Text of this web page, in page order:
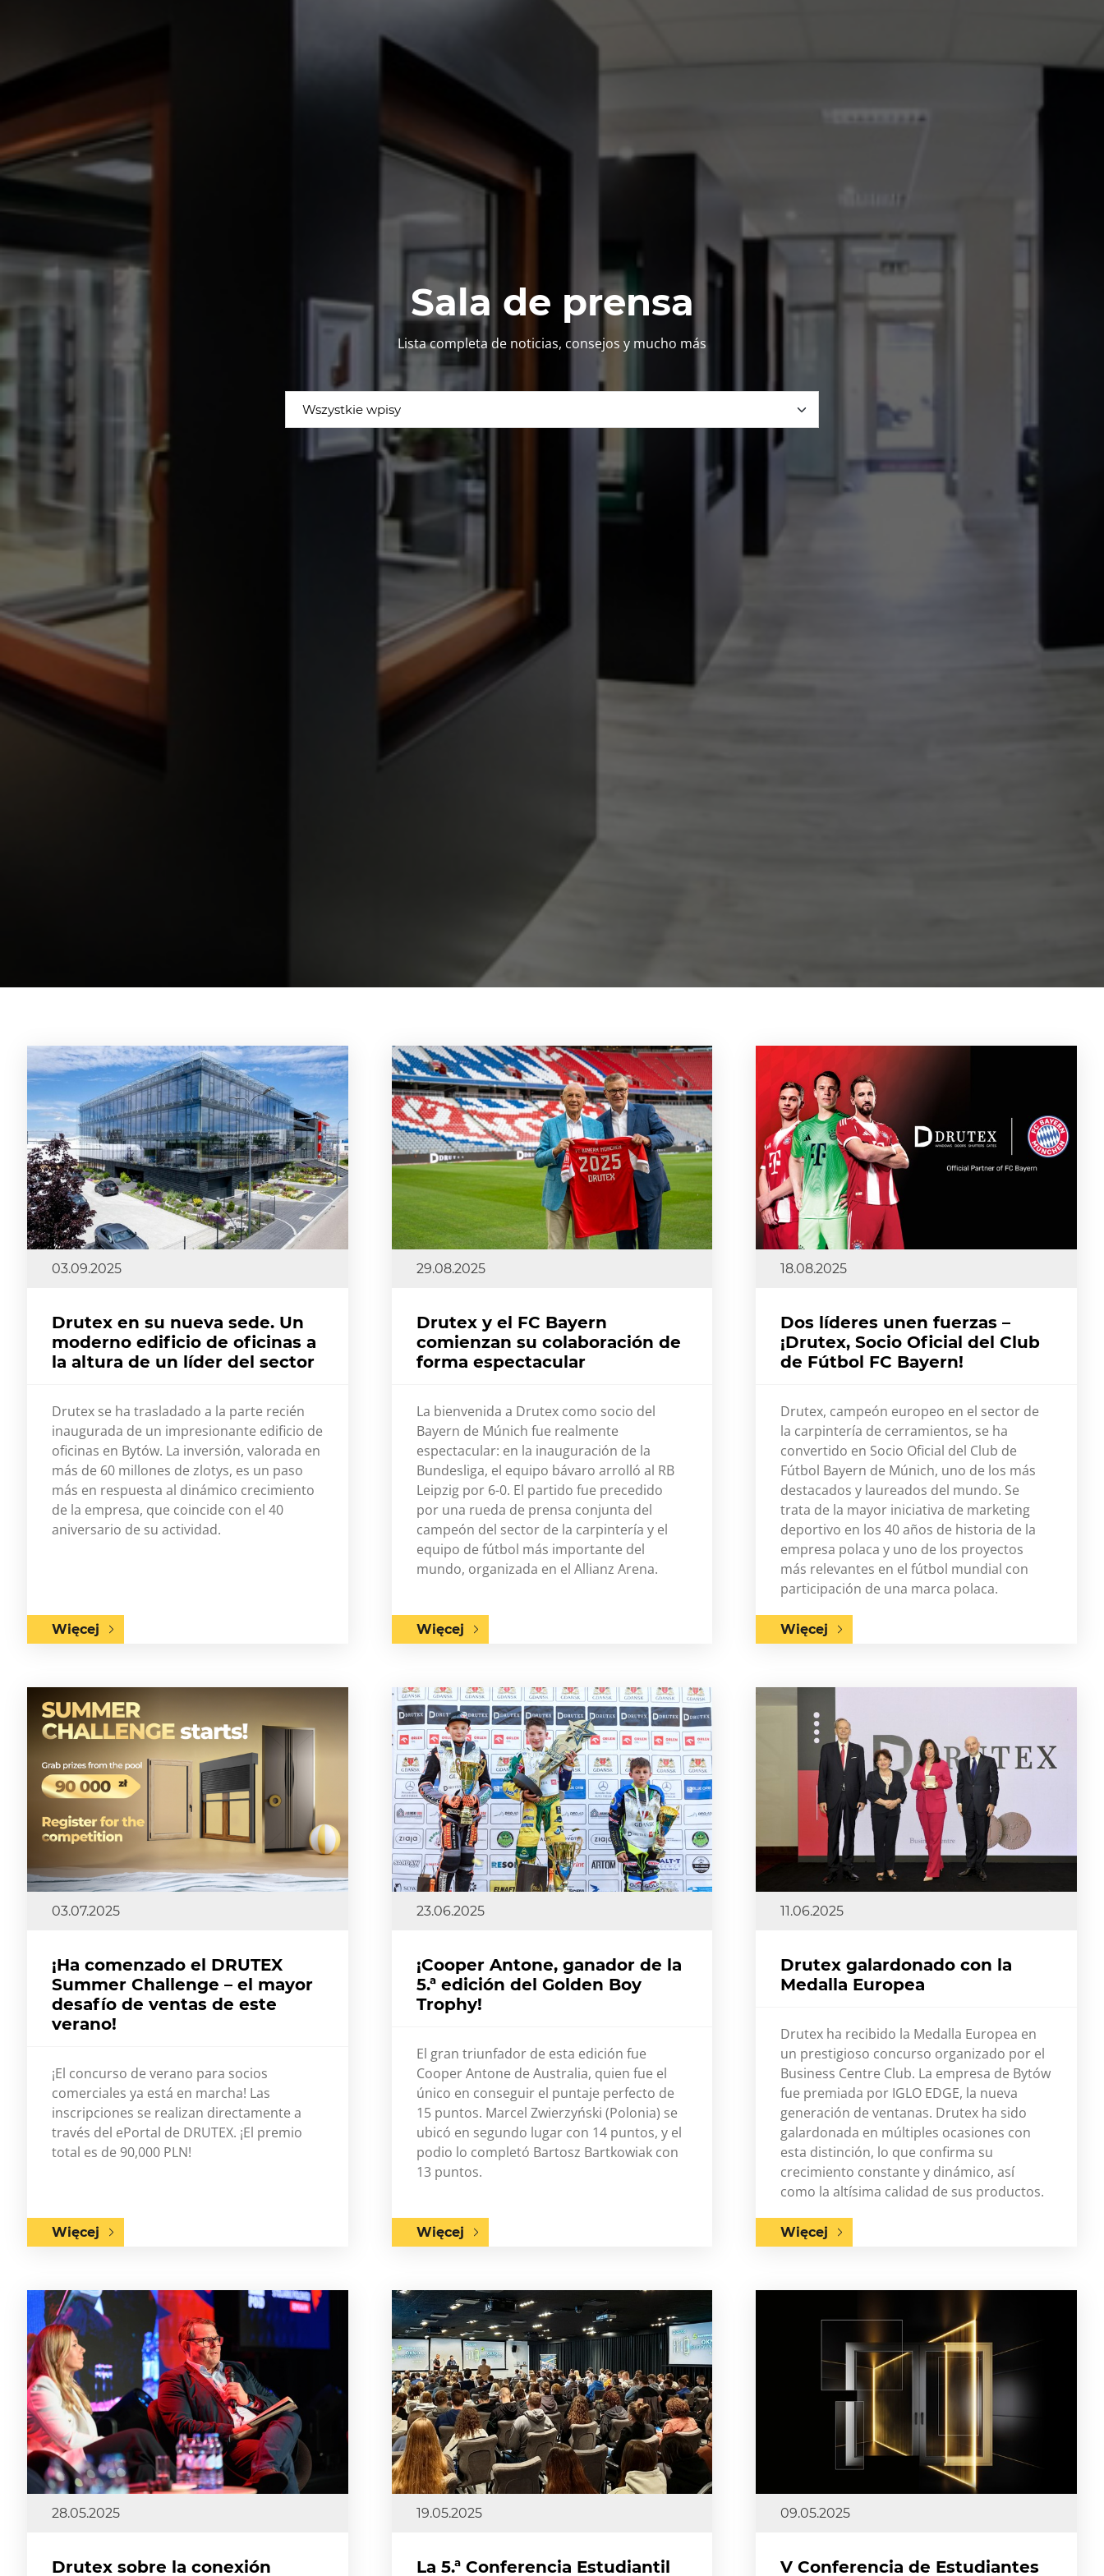
Sala de prensa
Lista completa de noticias, consejos y mucho más
Wszystkie wpisy
03.09.2025
Drutex en su nueva sede. Un
moderno edificio de oficinas a
la altura de un líder del sector
Drutex se ha trasladado a la parte recién
inaugurada de un impresionante edificio de
oficinas en Bytów. La inversión, valorada en
más de 60 millones de zlotys, es un paso
más en respuesta al dinámico crecimiento
de la empresa, que coincide con el 40
aniversario de su actividad.
Więcej
29.08.2025
Drutex y el FC Bayern
comienzan su colaboración de
forma espectacular
La bienvenida a Drutex como socio del
Bayern de Múnich fue realmente
espectacular: en la inauguración de la
Bundesliga, el equipo bávaro arrolló al RB
Leipzig por 6-0. El partido fue precedido
por una rueda de prensa conjunta del
campeón del sector de la carpintería y el
equipo de fútbol más importante del
mundo, organizada en el Allianz Arena.
Więcej
18.08.2025
Dos líderes unen fuerzas –
¡Drutex, Socio Oficial del Club
de Fútbol FC Bayern!
Drutex, campeón europeo en el sector de
la carpintería de cerramientos, se ha
convertido en Socio Oficial del Club de
Fútbol Bayern de Múnich, uno de los más
destacados y laureados del mundo. Se
trata de la mayor iniciativa de marketing
deportivo en los 40 años de historia de la
empresa polaca y uno de los proyectos
más relevantes en el fútbol mundial con
participación de una marca polaca.
Więcej
03.07.2025
¡Ha comenzado el DRUTEX
Summer Challenge – el mayor
desafío de ventas de este
verano!
¡El concurso de verano para socios
comerciales ya está en marcha! Las
inscripciones se realizan directamente a
través del ePortal de DRUTEX. ¡El premio
total es de 90,000 PLN!
Więcej
23.06.2025
¡Cooper Antone, ganador de la
5.ª edición del Golden Boy
Trophy!
El gran triunfador de esta edición fue
Cooper Antone de Australia, quien fue el
único en conseguir el puntaje perfecto de
15 puntos. Marcel Zwierzyński (Polonia) se
ubicó en segundo lugar con 14 puntos, y el
podio lo completó Bartosz Bartkowiak con
13 puntos.
Więcej
11.06.2025
Drutex galardonado con la
Medalla Europea
Drutex ha recibido la Medalla Europea en
un prestigioso concurso organizado por el
Business Centre Club. La empresa de Bytów
fue premiada por IGLO EDGE, la nueva
generación de ventanas. Drutex ha sido
galardonada en múltiples ocasiones con
esta distinción, lo que confirma su
crecimiento constante y dinámico, así
como la altísima calidad de sus productos.
Więcej
28.05.2025
Drutex sobre la conexión
19.05.2025
La 5.ª Conferencia Estudiantil
09.05.2025
V Conferencia de Estudiantes